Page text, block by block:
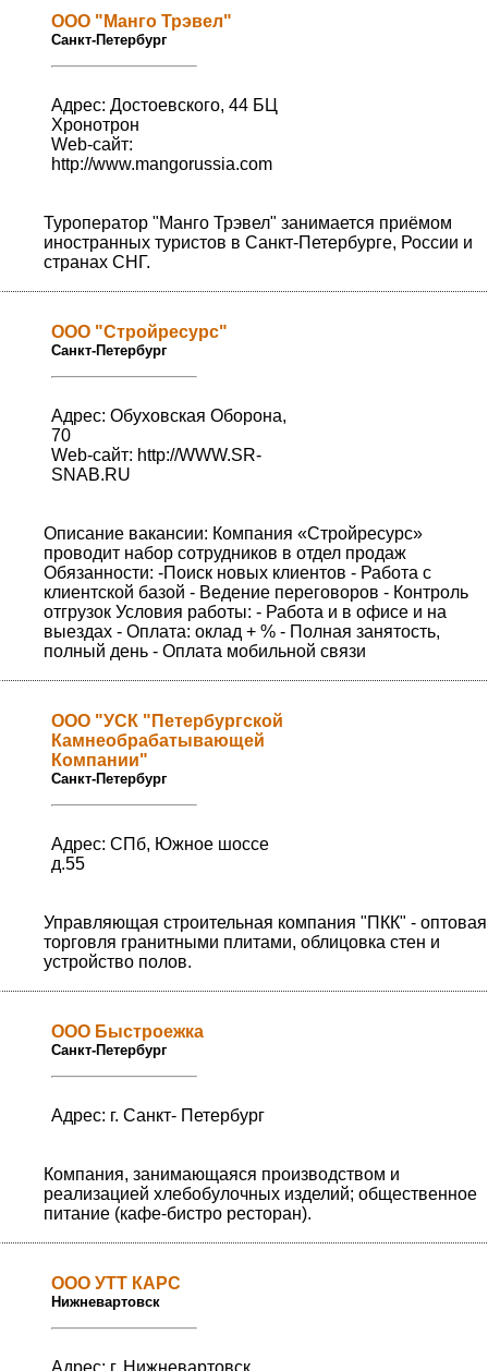
OOO "Манго Трэвел"
Санкт-Петербург
Адрес: Достоевского, 44 БЦ
Хронотрон
Web-сайт:
http://www.mangorussia.com
Туроператор "Манго Трэвел" занимается приёмом
иностранных туристов в Санкт-Петербурге, России и
странах СНГ.
OOO "Стройресурс"
Санкт-Петербург
Адрес: Обуховская Оборона,
70
Web-сайт: http://WWW.SR-
SNAB.RU
Описание вакансии: Компания «Стройресурс»
проводит набор сотрудников в отдел продаж
Обязанности: -Поиск новых клиентов - Работа с
клиентской базой - Ведение переговоров - Контроль
отгрузок Условия работы: - Работа и в офисе и на
выездах - Оплата: оклад + % - Полная занятость,
полный день - Оплата мобильной связи
OOO "УСК "Петербургской
Камнеобрабатывающей
Компании"
Санкт-Петербург
Адрес: СПб, Южное шоссе
д.55
Управляющая строительная компания "ПКК" - оптовая
торговля гранитными плитами, облицовка стен и
устройство полов.
OOO Быстроежка
Санкт-Петербург
Адрес: г. Санкт- Петербург
Компания, занимающаяся производством и
реализацией хлебобулочных изделий; общественное
питание (кафе-бистро ресторан).
ООО УТТ КАРС
Нижневартовск